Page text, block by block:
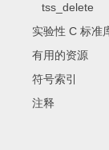
tss_delete
实验性 C 标准
有用的资源
符号索引
注释